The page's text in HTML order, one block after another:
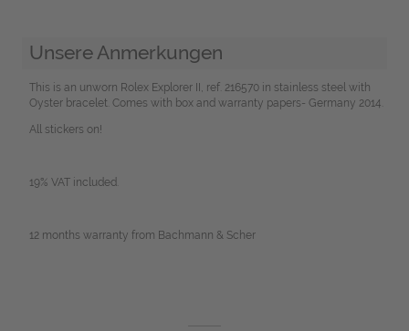
Unsere Anmerkungen
This is an unworn Rolex Explorer II, ref. 216570 in stainless steel with
Oyster bracelet. Comes with box and warranty papers- Germany 2014.
All stickers on!
19% VAT included.
12 months warranty from Bachmann & Scher